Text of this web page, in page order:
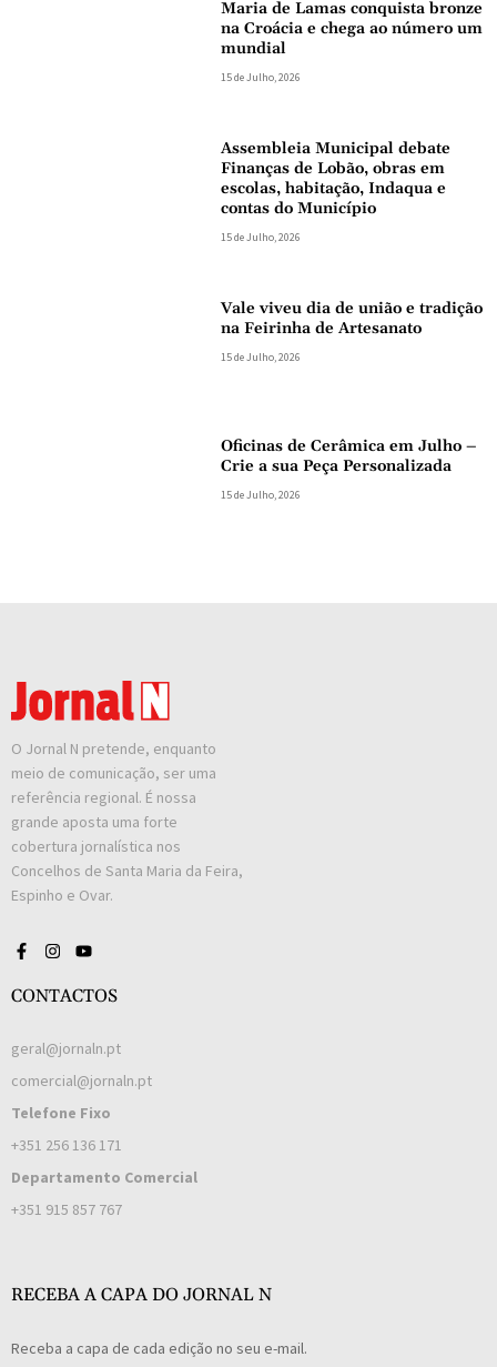
Maria de Lamas conquista bronze
na Croácia e chega ao número um
mundial
15 de Julho, 2026
Assembleia Municipal debate
Finanças de Lobão, obras em
escolas, habitação, Indaqua e
contas do Município
15 de Julho, 2026
Vale viveu dia de união e tradição
na Feirinha de Artesanato
15 de Julho, 2026
Oficinas de Cerâmica em Julho –
Crie a sua Peça Personalizada
15 de Julho, 2026
O Jornal N pretende, enquanto
meio de comunicação, ser uma
referência regional. É nossa
grande aposta uma forte
cobertura jornalística nos
Concelhos de Santa Maria da Feira,
Espinho e Ovar.
CONTACTOS
geral@jornaln.pt
comercial@jornaln.pt
Telefone Fixo
+351 256 136 171
Departamento Comercial
+351 915 857 767
RECEBA A CAPA DO JORNAL N
Receba a capa de cada edição no seu e-mail.